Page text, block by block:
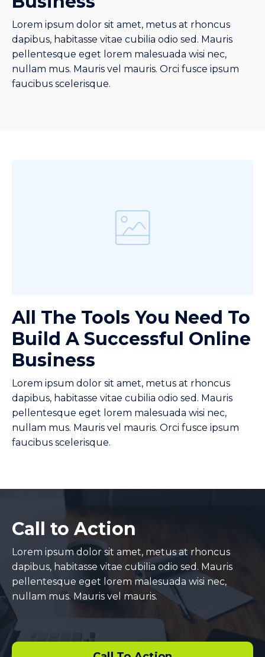
Lorem ipsum dolor sit amet, metus at rhoncus
dapibus, habitasse vitae cubilia odio sed. Mauris
pellentesque eget lorem malesuada wisi nec,
nullam mus. Mauris vel mauris. Orci fusce ipsum
faucibus scelerisque.
All The Tools You Need To
Build A Successful Online
Business
Lorem ipsum dolor sit amet, metus at rhoncus
dapibus, habitasse vitae cubilia odio sed. Mauris
pellentesque eget lorem malesuada wisi nec,
nullam mus. Mauris vel mauris. Orci fusce ipsum
faucibus scelerisque.
Call to Action
Lorem ipsum dolor sit amet, metus at rhoncus
dapibus, habitasse vitae cubilia odio sed. Mauris
pellentesque eget lorem malesuada wisi nec,
nullam mus. Mauris vel mauris.